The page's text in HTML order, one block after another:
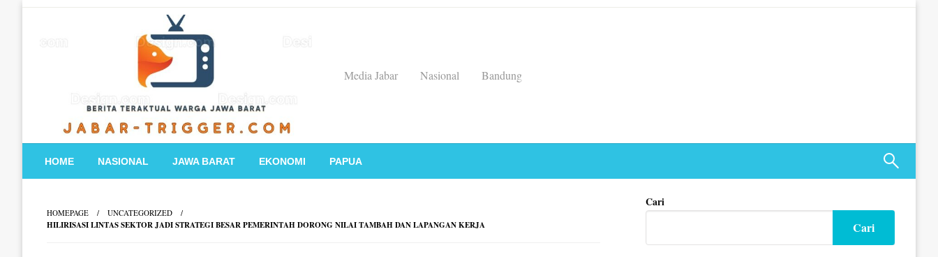
Media Jabar
Nasional Bandung
HOME NASIONAL JAWA BARAT EKONOMI PAPUA
HOMEPAGE UNCATEGORIZED
HILIRISASI LINTAS SEKTOR JADI STRATEGI BESAR PEMERINTAH DORONG NILAI TAMBAH DAN LAPANGAN KERJA
Cari
Cari